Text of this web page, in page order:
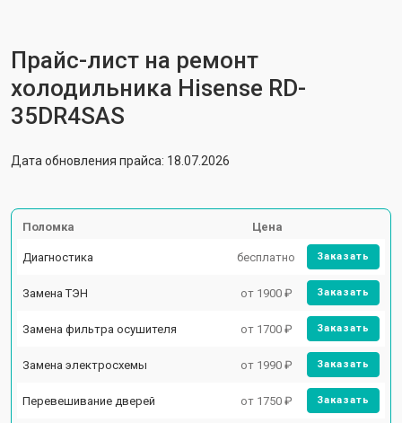
Прайс-лист на ремонт
холодильника Hisense RD-
35DR4SAS
Дата обновления прайса: 18.07.2026
Поломка Цена
Диагностика бесплатно Заказать
Замена ТЭН от 1900 ₽ Заказать
Замена фильтра осушителя от 1700 ₽ Заказать
Замена электросхемы от 1990 ₽ Заказать
Перевешивание дверей от 1750 ₽ Заказать